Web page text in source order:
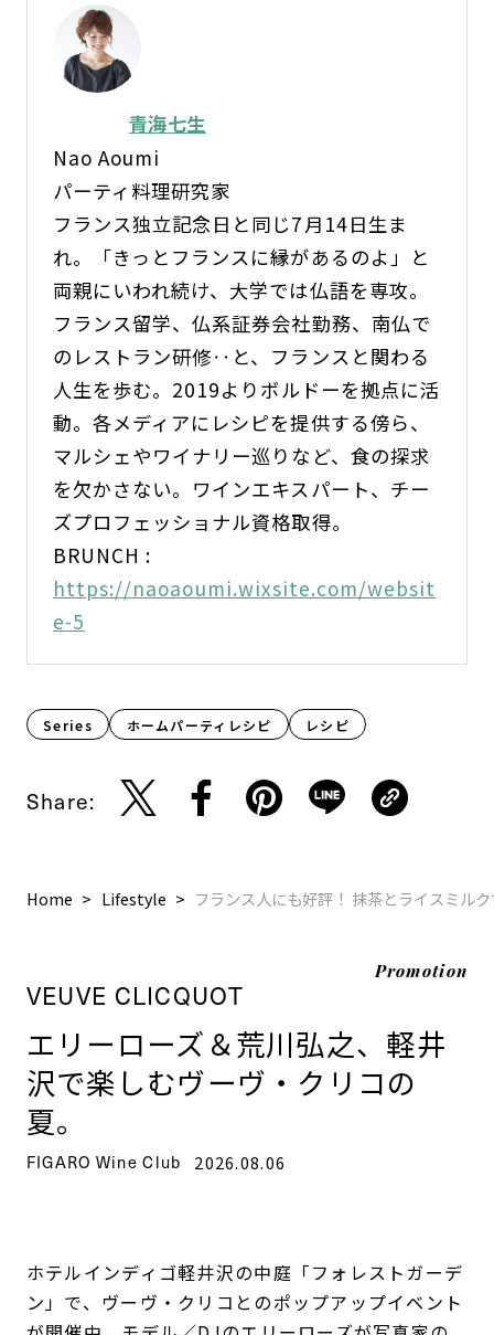
青海七生
Nao Aoumi
パーティ料理研究家
フランス独立記念日と同じ7月14日生ま
れ。「きっとフランスに縁があるのよ」と
両親にいわれ続け、大学では仏語を専攻。
フランス留学、仏系証券会社勤務、南仏で
のレストラン研修‥と、フランスと関わる
人生を歩む。2019よりボルドーを拠点に活
動。各メディアにレシピを提供する傍ら、
マルシェやワイナリー巡りなど、食の探求
を欠かさない。ワインエキスパート、チー
ズプロフェッショナル資格取得。
BRUNCH :
https://naoaoumi.wixsite.com/websit
e-5
Series ホームパーティレシピ レシピ
Share:
Home Lifestyle フランス人にも好評！ 抹茶とライスミル
Promotion
VEUVE CLICQUOT
エリーローズ＆荒川弘之、軽井
沢で楽しむヴーヴ・クリコの
夏。
FIGARO Wine Club 2026.08.06
ホテルインディゴ軽井沢の中庭「フォレストガーデ
ン」で、ヴーヴ・クリコとのポップアップイベント